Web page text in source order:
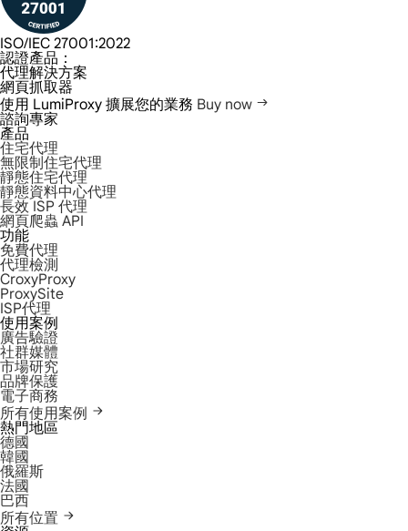
ISO/IEC 27001:2022
認證產品：
代理解決方案
網頁抓取器
使用 LumiProxy 擴展您的業務 Buy now
諮詢專家
產品
住宅代理
無限制住宅代理
靜態住宅代理
靜態資料中心代理
長效 ISP 代理
網頁爬蟲 API
功能
免費代理
代理檢測
CroxyProxy
ProxySite
ISP代理
使用案例
廣告驗證
社群媒體
市場研究
品牌保護
電子商務
所有使用案例
熱門地區
德國
韓國
俄羅斯
法國
巴西
所有位置